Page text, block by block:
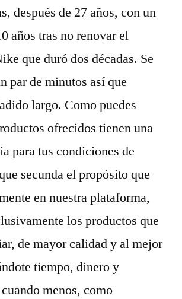
después de 27 años, con un
años tras no renovar el
que duró dos décadas. Se
par de minutos así que
largo. Como puedes
ofrecidos tienen una
para tus condiciones de
secunda el propósito que
en nuestra plataforma,
los productos que
de mayor calidad y al mejor
tiempo, dinero y
menos, como